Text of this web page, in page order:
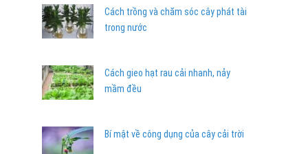
Cách trồng và chăm sóc cây phát tài
trong nước
Cách gieo hạt rau cải nhanh, nảy
mầm đều
Bí mật về công dụng của cây cải trời